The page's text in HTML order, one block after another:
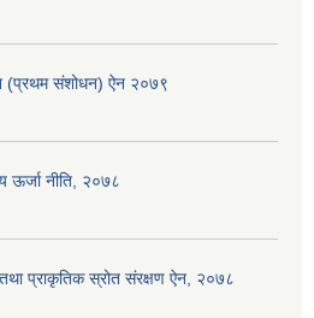
(प्रथम संशोधन) ऐन २०७९
ऊर्जा नीति, २०७८
प्राकृतिक स्रोत संरक्षण ऐन, २०७८